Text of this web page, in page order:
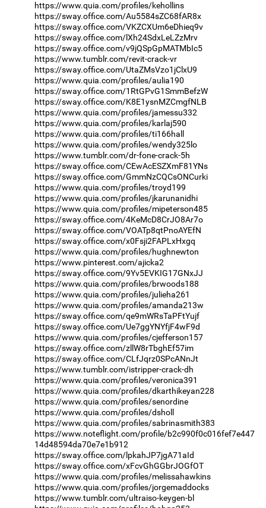
https://www.quia.com/profiles/kehollins
https://sway.office.com/Au5584sZC68fAR8x
https://sway.office.com/VKZCXUm6eDhieq9v
https://sway.office.com/lXh24SdxLeLZzMrv
https://sway.office.com/v9jQSpGpMATMbIc5
https://www.tumblr.com/revit-crack-vr
https://sway.office.com/UtaZMsVzo1jClxU9
https://www.quia.com/profiles/aulia190
https://sway.office.com/1RtGPvG1SmmBefzW
https://sway.office.com/K8E1ysnMZCmgfNLB
https://www.quia.com/profiles/jamessu332
https://www.quia.com/profiles/karlaj590
https://www.quia.com/profiles/ti166hall
https://www.quia.com/profiles/wendy325lo
https://www.tumblr.com/dr-fone-crack-5h
https://sway.office.com/CEwAcESZXmF81YNs
https://sway.office.com/GmmNzCQCsONCurki
https://www.quia.com/profiles/troyd199
https://www.quia.com/profiles/jkarunanidhi
https://www.quia.com/profiles/mipeterson485
https://sway.office.com/4KeMcD8CrJO8Ar7o
https://sway.office.com/VOATp8qtPnoAYEfN
https://sway.office.com/x0Fsji2FAPLxHxgq
https://www.quia.com/profiles/hughnewton
https://www.pinterest.com/ajicka2
https://sway.office.com/9Yv5EVKIG17GNxJJ
https://www.quia.com/profiles/brwoods188
https://www.quia.com/profiles/julieha261
https://www.quia.com/profiles/amanda213w
https://sway.office.com/qe9mWRsTaPFtYujf
https://sway.office.com/Ue7ggYNYfjF4wF9d
https://www.quia.com/profiles/cjefferson157
https://sway.office.com/zllW8rTbghEf57im
https://sway.office.com/CLfJqrz0SPcANnJt
https://www.tumblr.com/istripper-crack-dh
https://www.quia.com/profiles/veronica391
https://www.quia.com/profiles/dkarthikeyan228
https://www.quia.com/profiles/senordine
https://www.quia.com/profiles/dsholl
https://www.quia.com/profiles/sabrinasmith383
https://www.noteflight.com/profile/b2c990f0c016fef7e447
14d48594da70e7e1b912
https://sway.office.com/lpkahJP7jgA71aId
https://sway.office.com/xFcvGhGGbrJOGfOT
https://www.quia.com/profiles/melissahawkins
https://www.quia.com/profiles/jorgemaddocks
https://www.tumblr.com/ultraiso-keygen-bl